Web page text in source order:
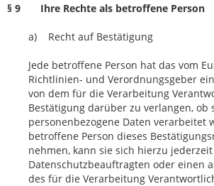
§ 9 Ihre Rechte als betroffene Person
a) Recht auf Bestätigung
Jede betroffene Person hat das vom
Richtlinien- und Verordnungsgeber
von dem für die Verarbeitung
Bestätigung darüber zu verlangen, ob
personenbezogene Daten verarbeitet
betroffene Person dieses
nehmen, kann sie sich hierzu
Datenschutzbeauftragten oder einen
des für die Verarbeitung